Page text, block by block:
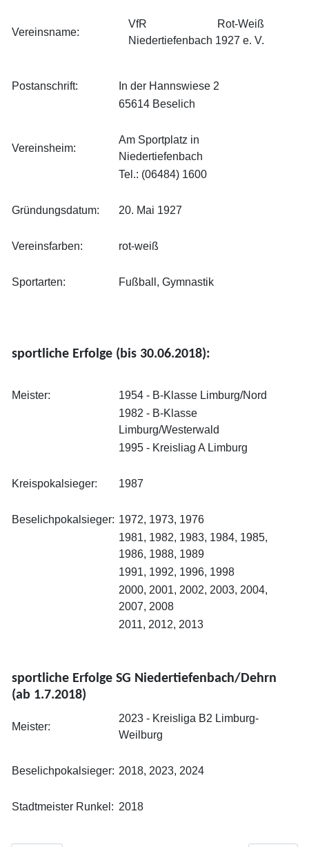
Vereinsname:
VfR Rot-Weiß
Niedertiefenbach 1927 e. V.
Postanschrift:
In der Hannswiese 2
65614 Beselich
Vereinsheim:
Am Sportplatz in
Niedertiefenbach
Tel.: (06484) 1600
Gründungsdatum: 20. Mai 1927
Vereinsfarben: rot-weiß
Sportarten: Fußball, Gymnastik
sportliche Erfolge (bis 30.06.2018):
Meister:
1954 - B-Klasse Limburg/Nord
1982 - B-Klasse
Limburg/Westerwald
1995 - Kreisliag A Limburg
Kreispokalsieger: 1987
Beselichpokalsieger: 1972, 1973, 1976
1981, 1982, 1983, 1984, 1985,
1986, 1988, 1989
1991, 1992, 1996, 1998
2000, 2001, 2002, 2003, 2004,
2007, 2008
2011, 2012, 2013
sportliche Erfolge SG Niedertiefenbach/Dehrn
(ab 1.7.2018)
Meister:
2023 - Kreisliga B2 Limburg-
Weilburg
Beselichpokalsieger: 2018, 2023, 2024
Stadtmeister Runkel: 2018